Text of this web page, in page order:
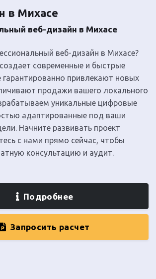
в Михасе
веб-дизайн в Михасе
веб-дизайн в Михасе?
современные и быстрые
привлекают новых
продажи вашего локального
уникальные цифровые
адаптированные под ваши
Начните развивать проект
с нами прямо сейчас, чтобы
консультацию и аудит.
Подробнее
Запросить расчет